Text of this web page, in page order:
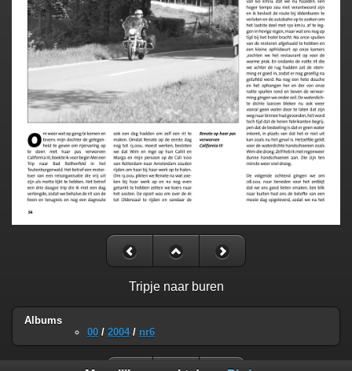
Tripje naar buren
Albums
00 / 2004/ nr6